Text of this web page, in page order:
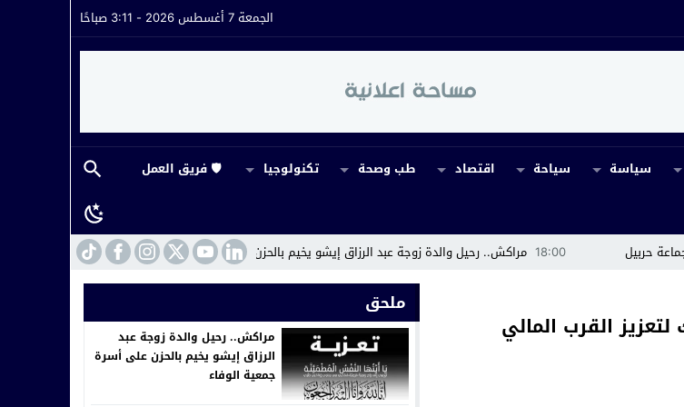
الجمعة 7 أغسطس 2026 - 3:11 صباحًا
سياسة سياحة اقتصاد طب وصحة تكنولوجيا 🛡️ فريق العمل
18:00 مراكش.. رحيل والدة زوجة عبد الرزاق إيشو يخيم بالحزن على أسرة جمعية الوفاء 14:43 ورش ملكي يمول بالمال
القرب المالي
ملحق
مراكش.. رحيل والدة زوجة عبد
الرزاق إيشو يخيم بالحزن على أسرة
جمعية الوفاء